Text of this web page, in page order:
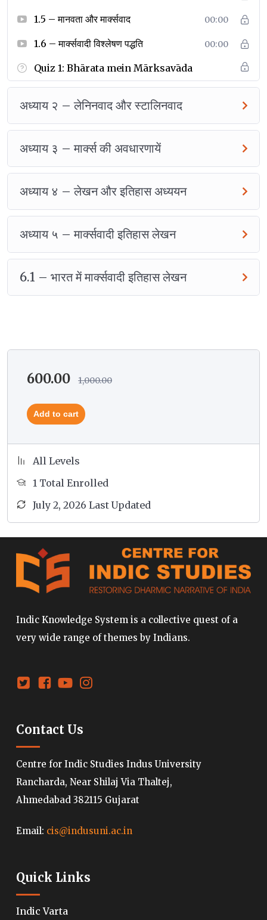
प्रायोगिक रूप से स्टालिनवाद लेनिनवाद का उत्तराधिकारी था ।
ब्रिटिश इतिहासकार और फिर मार्क्सवादी इतिहासकारों ने कैसे भारतीय
लेखन की क्या भूमिका थी ।
आप सीखेंगे कि मार्क्सवादी इतिहास लेखन की मूल प्रस्थापनाएँ क्या हैं;
भारत में “साम्प्रदायिकता” का मार्क्सवादी इतिहास लेखन से क्या सम्बन्ध
1.5 – मानवता और मार्क्सवाद 00:00
1.6 – मार्क्सवादी विश्लेषण पद्धति 00:00
Quiz 1: Bhārata mein Mārksavāda
अध्याय २ – लेनिनवाद और स्टालिनवाद
अध्याय ३ – मार्क्स की अवधारणायें
अध्याय ४ – लेखन और इतिहास अध्ययन
अध्याय ५ – मार्क्सवादी इतिहास लेखन
6.1 – भारत में मार्क्सवादी इतिहास लेखन
600.00 1,000.00
Add to cart
All Levels
1 Total Enrolled
July 2, 2026 Last Updated
Indic Knowledge System is a collective quest of a
very wide range of themes by Indians.
Contact Us
Centre for Indic Studies Indus University
Rancharda, Near Shilaj Via Thaltej,
Ahmedabad 382115 Gujarat
Email: cis@indusuni.ac.in
Quick Links
Indic Varta